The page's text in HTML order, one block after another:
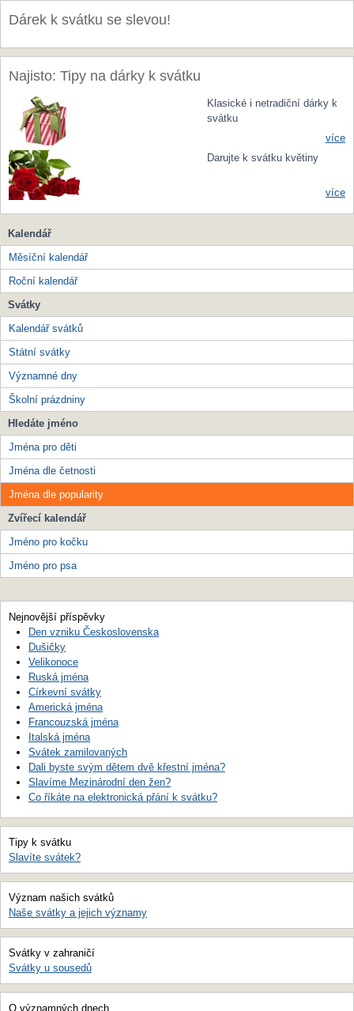
Dárek k svátku se slevou!
Najisto: Tipy na dárky k svátku
Klasické i netradiční dárky k
svátku
více
Darujte k svátku květiny
více
Kalendář
Měsíční kalendář
Roční kalendář
Svátky
Kalendář svátků
Státní svátky
Významné dny
Školní prázdniny
Hledáte jméno
Jména pro děti
Jména dle četnosti
Jména dle popularity
Zvířecí kalendář
Jméno pro kočku
Jméno pro psa
Nejnovější příspěvky
Den vzniku Československa
Dušičky
Velikonoce
Ruská jména
Církevní svátky
Americká jména
Francouzská jména
Italská jména
Svátek zamilovaných
Dali byste svým dětem dvě křestní jména?
Slavíme Mezinárodní den žen?
Co říkáte na elektronická přání k svátku?
Tipy k svátku
Slavíte svátek?
Význam našich svátků
Naše svátky a jejich významy
Svátky v zahraničí
Svátky u sousedů
O významných dnech